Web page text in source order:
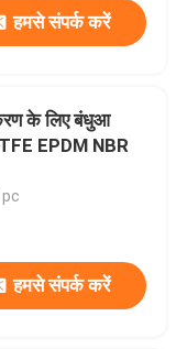
हमसे संपर्क करें
के लिए बंधुआ
EPDM NBR
हमसे संपर्क करें